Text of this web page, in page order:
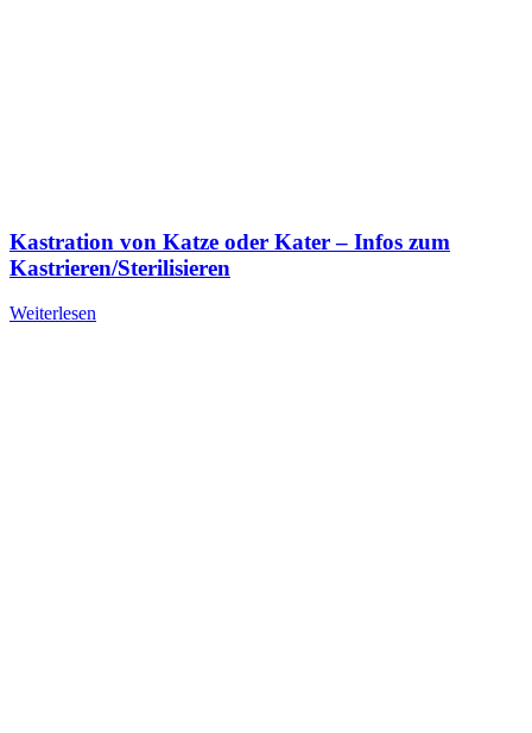
Kastration von Katze oder Kater – Infos zum
Kastrieren/Sterilisieren
Weiterlesen